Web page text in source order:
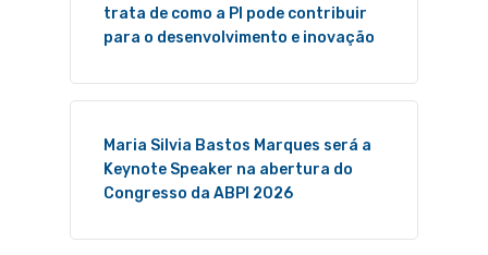
trata de como a PI pode contribuir
para o desenvolvimento e inovação
Maria Silvia Bastos Marques será a
Keynote Speaker na abertura do
Congresso da ABPI 2026